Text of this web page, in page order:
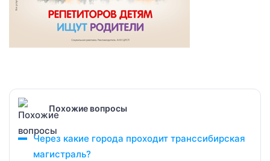
Похожие вопросы
Через какие города проходит транссибирская
магистраль?